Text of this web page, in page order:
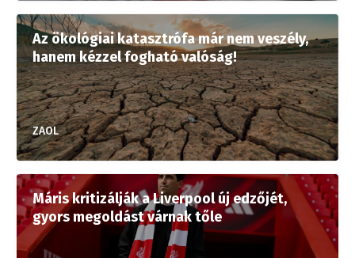
Az ökológiai katasztrófa már nem veszély,
hanem kézzel fogható valóság!
ZAOL
Máris kritizálják a Liverpool új edzőjét,
gyors megoldást várnak tőle